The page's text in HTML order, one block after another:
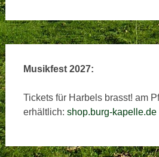
Musikfest 2027:
Tickets für Harbels brasst! am
erhältlich: shop.burg-kapelle.de